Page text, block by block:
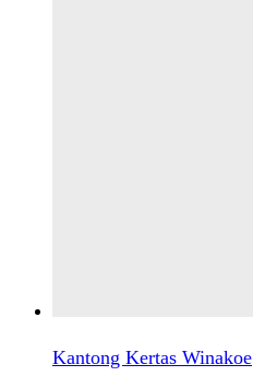
Kantong Kertas Winakoe